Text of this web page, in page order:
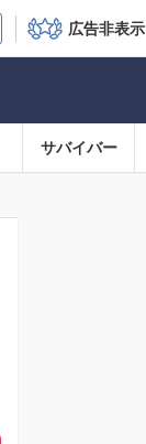
広告非表示
サバイバー